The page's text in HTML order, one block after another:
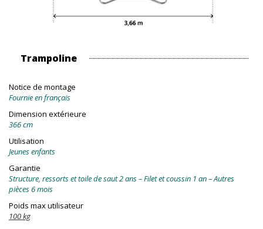
Trampoline
Notice de montage
Fournie en français
Dimension extérieure
366 cm
Utilisation
Jeunes enfants
Garantie
Structure, ressorts et toile de saut 2 ans – Filet et coussin 1 an – Autres
pièces 6 mois
Poids max utilisateur
100 kg